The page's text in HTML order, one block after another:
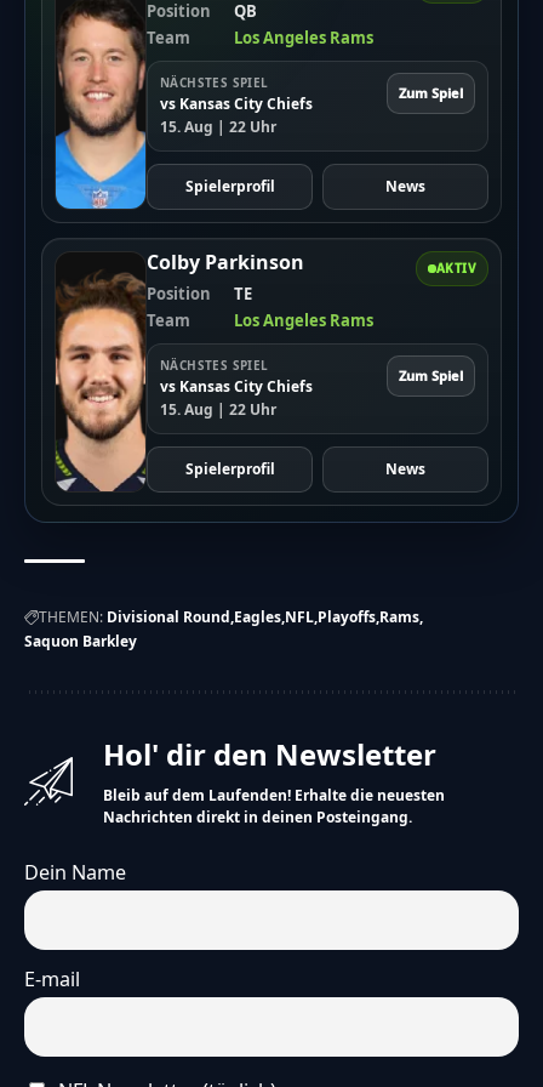
Jetzt spielen die Eagles im nächsten wichtigen Spiel. Sie
treffen auf die Washington Commanders. Wer gewinnt,
darf im Super Bowl spielen.
Wichtige Punkte:
Philadelphia Eagles gewinnen 28:22
Saquon Barkley war der Star
Nächstes Spiel gegen Washington Commanders
Gewinner kommt in den Super Bowl
Hinweis
Die vereinfachte Version dieses Artikels wurde
künstlich erzeugt und wird stetig weiterentwickelt.
Wir freuen uns überdein Feedback.
Position
QB
Team
Los Angeles Rams
NÄCHSTES SPIEL
vs Kansas City Chiefs
15. Aug | 22 Uhr
Zum Spiel
Spielerprofil News
AKTIV
Colby Parkinson
Position
TE
Team
Los Angeles Rams
NÄCHSTES SPIEL
vs Kansas City Chiefs
15. Aug | 22 Uhr
Zum Spiel
Spielerprofil News
THEMEN: Divisional Round Eagles NFL Playoffs Rams
Saquon Barkley
Hol' dir den Newsletter
Bleib auf dem Laufenden! Erhalte die neuesten
Nachrichten direkt in deinen Posteingang.
Dein Name
E-mail